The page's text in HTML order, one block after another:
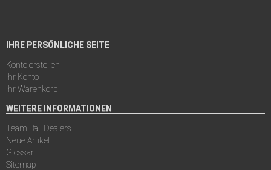
IHRE PERSÖNLICHE SEITE
Konto erstellen
Ihr Konto
Ihr Warenkorb
WEITERE INFORMATIONEN
Team Ball Dealers
Neue Artikel
Glossar
Sitemap